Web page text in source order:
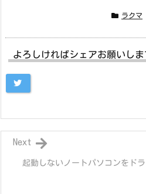
ラクマ
よろしければシェアお願いしま
起動しないノートパソコンをド
Next